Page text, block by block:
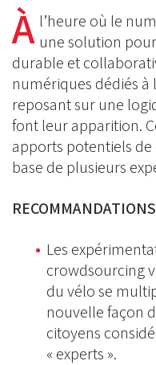
on
Facebook
BlueSkyLinkedin
À l’heure où le
une solution
durable et
numériques dédiés
reposant sur une
font leur apparition.
apports potentiels
base de plusieurs
Les
crowdsourcing
du vélo se
nouvelle façon
citoyens
« experts ».